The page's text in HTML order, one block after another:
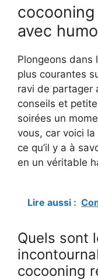
avec
Plongeons dans
plus courantes
ravi de partager
conseils et
soirées un
vous, car voici
ce qu’il y a à
en un véritable
Lire aussi :
Quels sont
cocooning